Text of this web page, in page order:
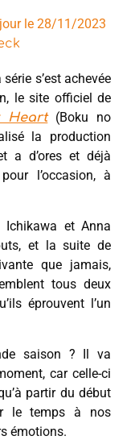
le 28/11/2023
s’est achevée
le site officiel de
Heart(Boku no
la production
a d’ores et déjà
l’occasion, à
Ichikawa et Anna
et la suite de
que jamais,
tous deux
éprouvent l’un
saison ? Il va
car celle-ci
partir du début
le temps à nos
émotions.